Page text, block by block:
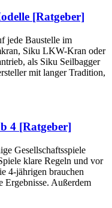
[Ratgeber]
jede Baustelle im
Siku LKW-Kran oder
als Siku Seilbagger
mit langer Tradition,
4 [Ratgeber]
Gesellschaftsspiele
klare Regeln und vor
4-jährigen brauchen
Ergebnisse. Außerdem